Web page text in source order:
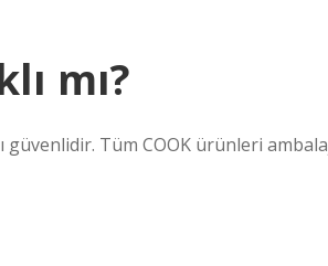
mı?
güvenlidir. Tüm COOK ürünleri